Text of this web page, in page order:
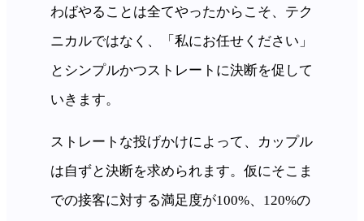
わばやることは全てやったからこそ、テク
ニカルではなく、「私にお任せください」
とシンプルかつストレートに決断を促して
いきます。
ストレートな投げかけによって、カップル
は自ずと決断を求められます。仮にそこま
での接客に対する満足度が100%、120%の